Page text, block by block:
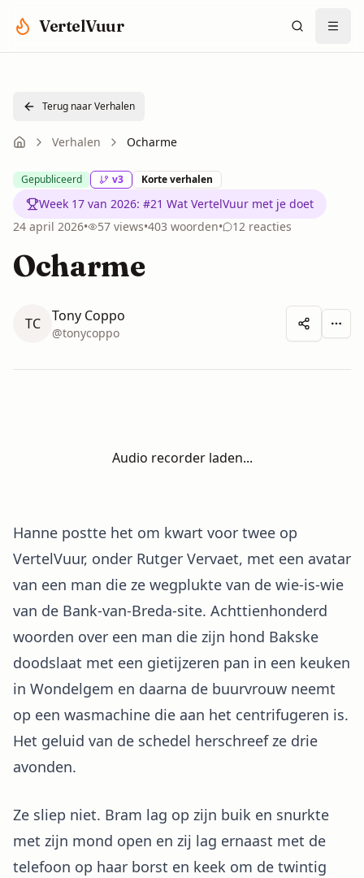
VertelVuur
Terug naar Verhalen
Verhalen Ocharme
Gepubliceerd v3 Korte verhalen
Week 17 van 2026: #21 Wat VertelVuur met je doet
24 april 2026• 57 views•403 woorden• 12 reacties
Ocharme
TC Tony Coppo
@tonycoppo
Audio recorder laden...
Hanne postte het om kwart voor twee op
VertelVuur, onder Rutger Vervaet, met een avatar
van een man die ze wegplukte van de wie-is-wie
van de Bank-van-Breda-site. Achttienhonderd
woorden over een man die zijn hond Bakske
doodslaat met een gietijzeren pan in een keuken
in Wondelgem en daarna de buurvrouw neemt
op een wasmachine die aan het centrifugeren is.
Het geluid van de schedel herschreef ze drie
avonden.
Ze sliep niet. Bram lag op zijn buik en snurkte
met zijn mond open en zij lag ernaast met de
telefoon op haar borst en keek om de twintig